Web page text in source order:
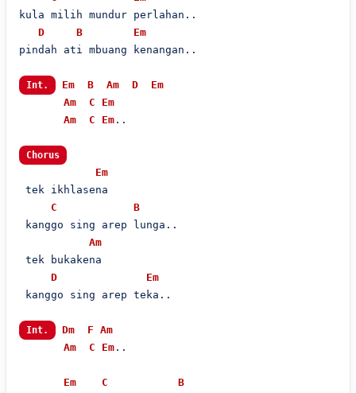
kula milih mundur perlahan..
D
B
Em
pindah ati mbuang kenangan..
Int. Em B Am D
Em
Am
C
Em
Am
C Em..
Chorus
Em
tek ikhlasena
C
B
kanggo sing arep lunga..
Am
tek bukakena
D
Em
kanggo sing arep teka..
Int. Dm F Am
Am
C Em..
Em C
B